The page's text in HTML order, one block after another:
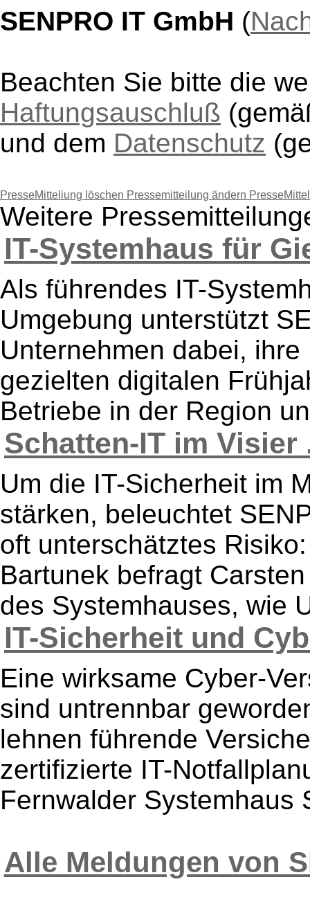
SENPRO IT GmbH (
Beachten Sie bitte die
Haftungsauschluß
und dem Datenschutz
PresseMitteliung löschen Pressemitteilung ändern
Weitere
IT-Systemhaus für
Als führendes IT-
Umgebung unterstützt
Unternehmen dabei,
gezielten digitalen
Betriebe in der Region
Schatten-IT im Visier
Um die IT-Sicherheit im
stärken, beleuchtet
oft unterschätztes
Bartunek befragt
des Systemhauses, wie
IT-Sicherheit und
Eine wirksame Cyber-
sind untrennbar
lehnen führende
zertifizierte IT-
Fernwalder Systemhaus
Alle Meldungen von